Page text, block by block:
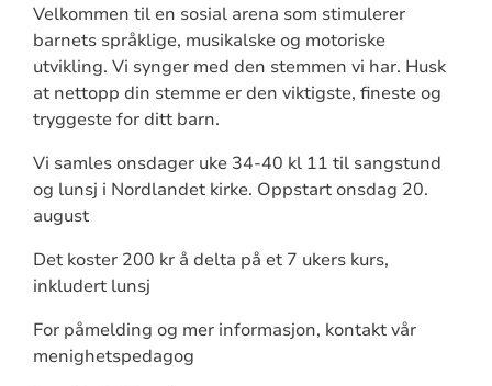
Velkommen til en sosial arena som stimulerer
barnets språklige, musikalske og motoriske
utvikling. Vi synger med den stemmen vi har. Husk
at nettopp din stemme er den viktigste, fineste og
tryggeste for ditt barn.
Vi samles onsdager uke 34-40 kl 11 til sangstund
og lunsj i Nordlandet kirke. Oppstart onsdag 20.
august
Det koster 200 kr å delta på et 7 ukers kurs,
inkludert lunsj
For påmelding og mer informasjon, kontakt vår
menighetspedagog